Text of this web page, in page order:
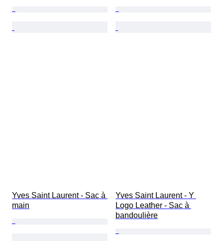
Yves Saint Laurent - Sac à
main
Yves Saint Laurent - Y
Logo Leather - Sac à
bandoulière